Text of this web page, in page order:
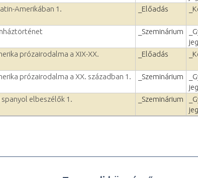
Amerikában 1. _Előadás
_Szeminárium
prózairodalma a XIX-XX.
_Előadás
prózairodalma a XX. században 1. _Szeminárium
spanyol elbeszélők 1. _Szeminárium